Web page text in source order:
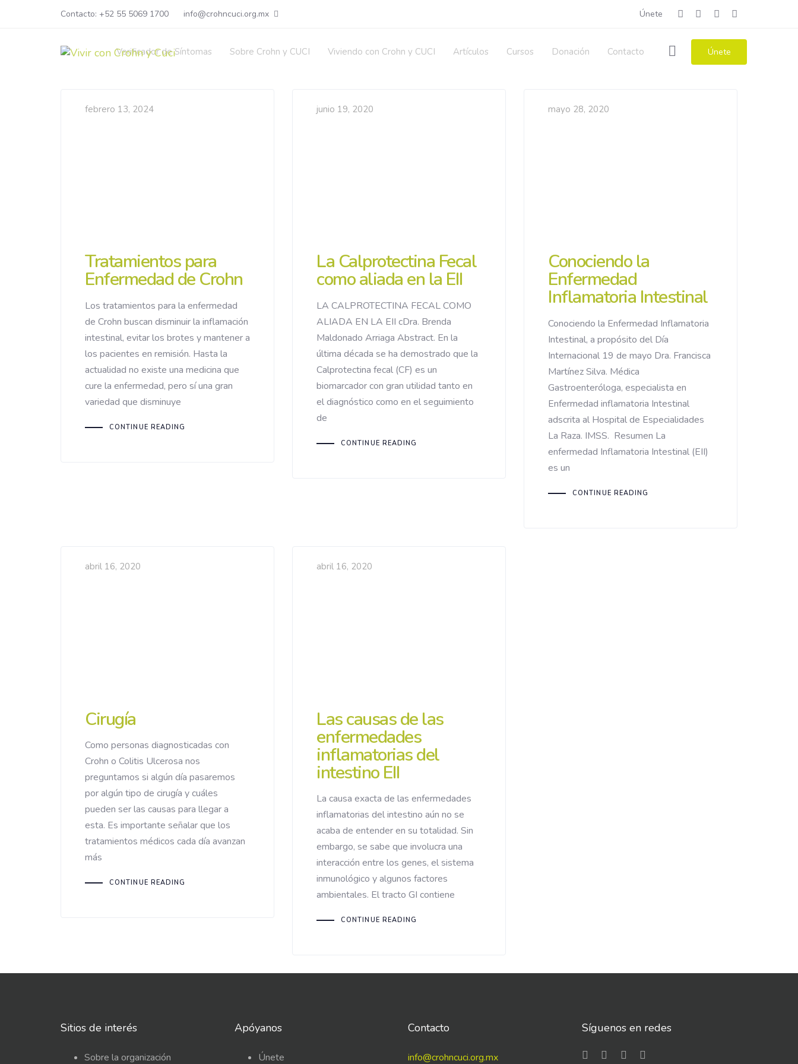
Contacto: +52 55 5069 1700 info@crohncuci.org.mx Únete
Verificador de Síntomas Sobre Crohn y CUCI Viviendo con Crohn y CUCI Artículos Cursos Donación Contacto Únete
febrero 13, 2024
Tratamientos para
Enfermedad de Crohn
Los tratamientos para la enfermedad
de Crohn buscan disminuir la inflamación
intestinal, evitar los brotes y mantener a
los pacientes en remisión. Hasta la
actualidad no existe una medicina que
cure la enfermedad, pero sí una gran
variedad que disminuye
CONTINUE READING
junio 19, 2020
La Calprotectina Fecal
como aliada en la EII
LA CALPROTECTINA FECAL COMO
ALIADA EN LA EII cDra. Brenda
Maldonado Arriaga Abstract. En la
última década se ha demostrado que la
Calprotectina fecal (CF) es un
biomarcador con gran utilidad tanto en
el diagnóstico como en el seguimiento
de
CONTINUE READING
mayo 28, 2020
Conociendo la
Enfermedad
Inflamatoria Intestinal
Conociendo la Enfermedad Inflamatoria
Intestinal, a propósito del Día
Internacional 19 de mayo Dra. Francisca
Martínez Silva. Médica
Gastroenteróloga, especialista en
Enfermedad inflamatoria Intestinal
adscrita al Hospital de Especialidades
La Raza. IMSS. Resumen La
enfermedad Inflamatoria Intestinal (EII)
es un
CONTINUE READING
abril 16, 2020
Cirugía
Como personas diagnosticadas con
Crohn o Colitis Ulcerosa nos
preguntamos si algún día pasaremos
por algún tipo de cirugía y cuáles
pueden ser las causas para llegar a
esta. Es importante señalar que los
tratamientos médicos cada día avanzan
más
CONTINUE READING
abril 16, 2020
Las causas de las
enfermedades
inflamatorias del
intestino EII
La causa exacta de las enfermedades
inflamatorias del intestino aún no se
acaba de entender en su totalidad. Sin
embargo, se sabe que involucra una
interacción entre los genes, el sistema
inmunológico y algunos factores
ambientales. El tracto GI contiene
CONTINUE READING
Sitios de interés
Sobre la organización
Apóyanos
Únete
Contacto
info@crohncuci.org.mx
Síguenos en redes